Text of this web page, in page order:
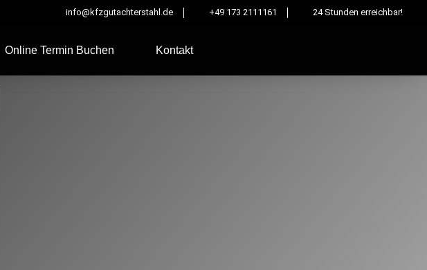
info@kfzgutachterstahl.de +49 173 2111161 24 Stunden erreichbar!
Online Termin Buchen Kontakt